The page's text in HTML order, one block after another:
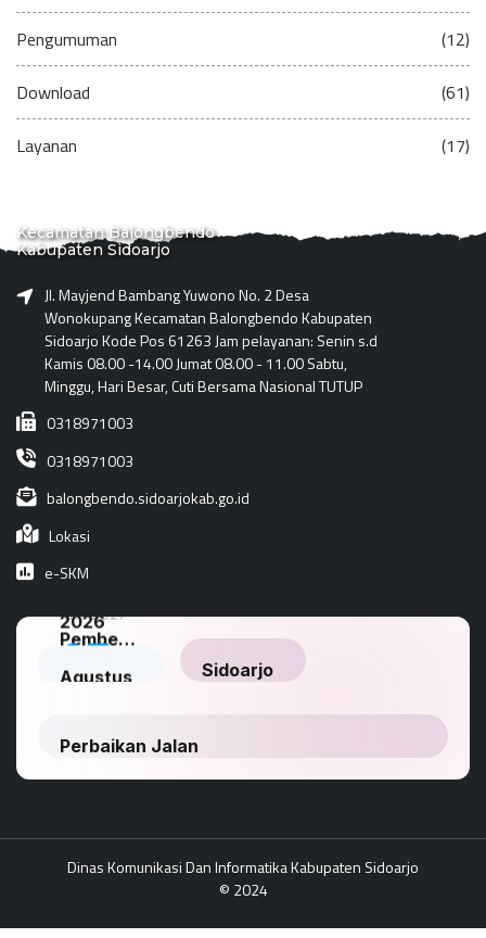
Pengumuman (12)
Download (61)
Layanan (17)
Kecamatan Balongbendo
Kabupaten Sidoarjo
Jl. Mayjend Bambang Yuwono No. 2 Desa
Wonokupang Kecamatan Balongbendo Kabupaten
Sidoarjo Kode Pos 61263 Jam pelayanan: Senin s.d
Kamis 08.00 -14.00 Jumat 08.00 - 11.00 Sabtu,
Minggu, Hari Besar, Cuti Bersama Nasional TUTUP
0318971003
0318971003
balongbendo.sidoarjokab.go.id
Lokasi
e-SKM
Dinas Komunikasi Dan Informatika Kabupaten Sidoarjo
© 2024